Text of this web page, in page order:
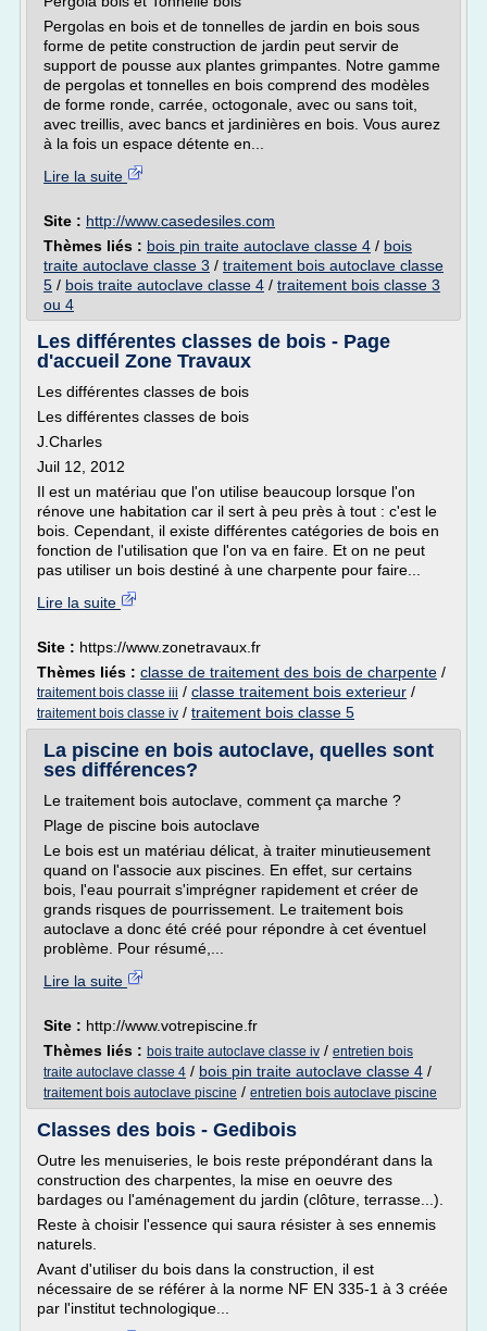
Pergolas en bois et de tonnelles de jardin en bois sous
forme de petite construction de jardin peut servir de
support de pousse aux plantes grimpantes. Notre gamme
de pergolas et tonnelles en bois comprend des modèles
de forme ronde, carrée, octogonale, avec ou sans toit,
avec treillis, avec bancs et jardinières en bois. Vous aurez
à la fois un espace détente en...
Lire la suite
Site : http://www.casedesiles.com
Thèmes liés : bois pin traite autoclave classe 4 / bois
traite autoclave classe 3 / traitement bois autoclave classe
5 / bois traite autoclave classe 4 / traitement bois classe 3
ou 4
Les différentes classes de bois - Page
d'accueil Zone Travaux
Les différentes classes de bois
Les différentes classes de bois
J.Charles
Juil 12, 2012
Il est un matériau que l'on utilise beaucoup lorsque l'on
rénove une habitation car il sert à peu près à tout : c'est le
bois. Cependant, il existe différentes catégories de bois en
fonction de l'utilisation que l'on va en faire. Et on ne peut
pas utiliser un bois destiné à une charpente pour faire...
Lire la suite
Site : https://www.zonetravaux.fr
Thèmes liés : classe de traitement des bois de charpente /
traitement bois classe iii / classe traitement bois exterieur /
traitement bois classe iv / traitement bois classe 5
La piscine en bois autoclave, quelles sont
ses différences?
Le traitement bois autoclave, comment ça marche ?
Plage de piscine bois autoclave
Le bois est un matériau délicat, à traiter minutieusement
quand on l'associe aux piscines. En effet, sur certains
bois, l'eau pourrait s'imprégner rapidement et créer de
grands risques de pourrissement. Le traitement bois
autoclave a donc été créé pour répondre à cet éventuel
problème. Pour résumé,...
Lire la suite
Site : http://www.votrepiscine.fr
Thèmes liés : bois traite autoclave classe iv / entretien bois
traite autoclave classe 4 / bois pin traite autoclave classe 4 /
traitement bois autoclave piscine / entretien bois autoclave piscine
Classes des bois - Gedibois
Outre les menuiseries, le bois reste prépondérant dans la
construction des charpentes, la mise en oeuvre des
bardages ou l'aménagement du jardin (clôture, terrasse...).
Reste à choisir l'essence qui saura résister à ses ennemis
naturels.
Avant d'utiliser du bois dans la construction, il est
nécessaire de se référer à la norme NF EN 335-1 à 3 créée
par l'institut technologique...